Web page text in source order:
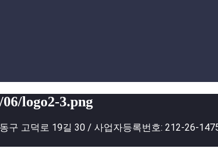
logo2-3.png
구 고덕로 19길 30 / 사업자등록번호: 212-26-